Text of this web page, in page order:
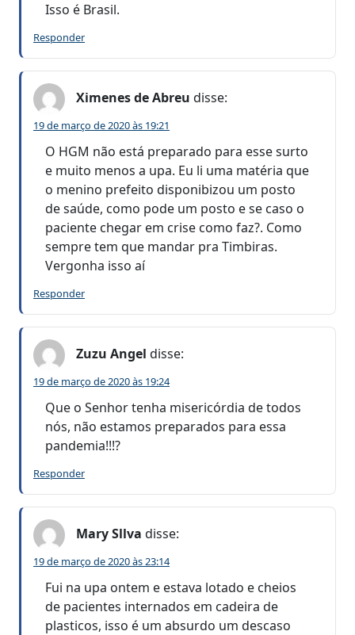
Isso é Brasil.
Responder
Ximenes de Abreu disse:
19 de março de 2020 às 19:21
O HGM não está preparado para esse surto
e muito menos a upa. Eu li uma matéria que
o menino prefeito disponibizou um posto
de saúde, como pode um posto e se caso o
paciente chegar em crise como faz?. Como
sempre tem que mandar pra Timbiras.
Vergonha isso aí
Responder
Zuzu Angel disse:
19 de março de 2020 às 19:24
Que o Senhor tenha misericórdia de todos
nós, não estamos preparados para essa
pandemia!!!?
Responder
Mary Sllva disse:
19 de março de 2020 às 23:14
Fui na upa ontem e estava lotado e cheios
de pacientes internados em cadeira de
plasticos, isso é um absurdo um descaso